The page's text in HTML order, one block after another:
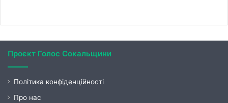
Проєкт Голос Сокальщини
Політика конфіденційності
Про нас